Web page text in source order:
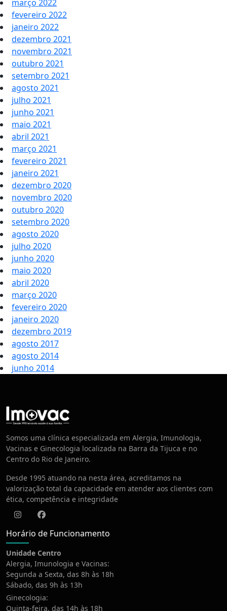
março 2022
fevereiro 2022
janeiro 2022
dezembro 2021
novembro 2021
outubro 2021
setembro 2021
agosto 2021
julho 2021
junho 2021
maio 2021
abril 2021
março 2021
fevereiro 2021
janeiro 2021
dezembro 2020
novembro 2020
outubro 2020
setembro 2020
agosto 2020
julho 2020
junho 2020
maio 2020
abril 2020
março 2020
fevereiro 2020
janeiro 2020
dezembro 2019
agosto 2017
agosto 2014
junho 2014
Centro de Vacinação
Somos uma clínica especializada em Alergia, Imunologia,
Vacinas e Ginecologia localizada na Barra da Tijuca e no
Centro do Rio de Janeiro.
Desde 1995 atuando na nesta área, acreditamos na
valorização total da capacidade em atender aos clientes com
ética, competência e integridade
InstagramFacebook
Horário de Funcionamento
Unidade Centro
Alergia, Imunologia e Vacinas:
Segunda a Sexta, das 8h às 18h
Sábado, das 9h às 13h
Ginecologia:
Quinta-feira, das 14h às 18h